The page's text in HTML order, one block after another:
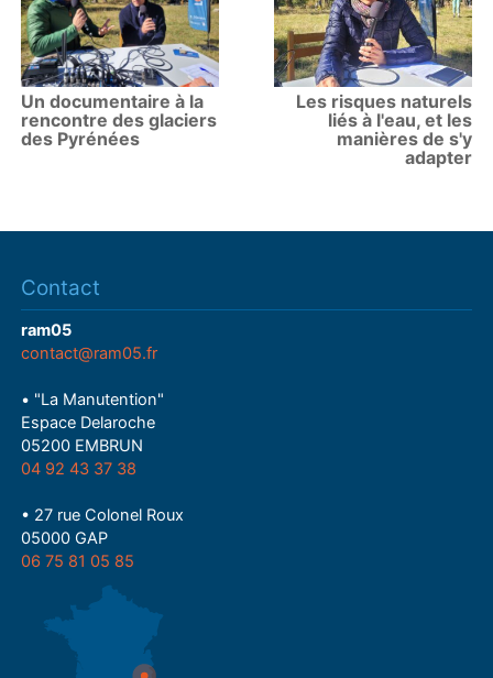
Un documentaire à la
rencontre des glaciers
des Pyrénées
Les risques naturels
liés à l'eau, et les
manières de s'y
adapter
Contact
ram05
contact@ram05.fr
• "La Manutention"
Espace Delaroche
05200 EMBRUN
04 92 43 37 38
• 27 rue Colonel Roux
05000 GAP
06 75 81 05 85